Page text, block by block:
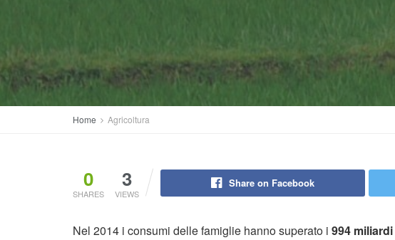
Home Agricoltura
0
SHARES
3
VIEWS
Share on Facebook
Nel 2014 i consumi delle famiglie hanno superato i 994 miliardi